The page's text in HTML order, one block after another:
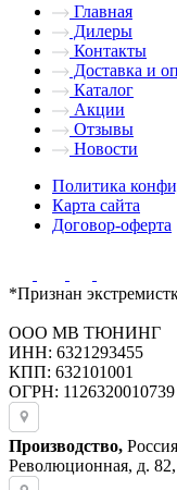
Главная
Дилеры
Контакты
Доставка и
Каталог
Акции
Отзывы
Новости
Политика
Карта сайта
Договор-оферта
*Признан
ООО МВ ТЮНИНГ
ИНН: 6321293455
КПП: 632101001
ОГРН: 1126320010739
Производство,
Революционная, д.